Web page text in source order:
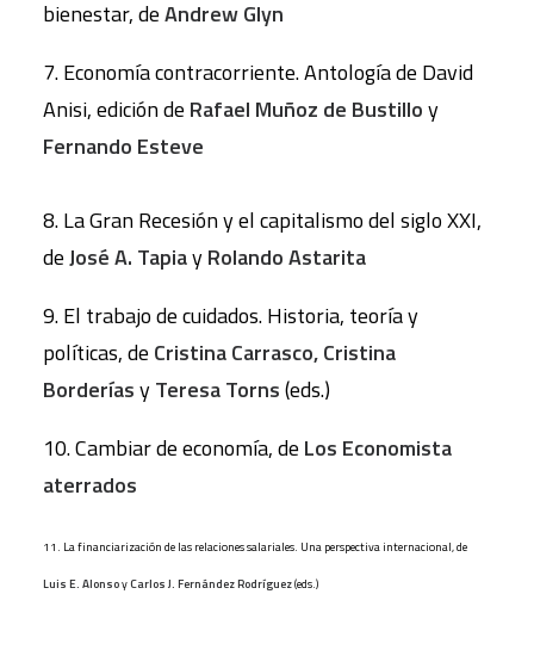
bienestar, deAndrew Glyn
7. Economía contracorriente. Antología de David
Anisi, edición de Rafael Muñoz de Bustilloy
Fernando Esteve
8. La Gran Recesión y el capitalismo del siglo XXI,
deJosé A. TapiayRolando Astarita
9. El trabajo de cuidados. Historia, teoría y
políticas, de Cristina Carrasco, Cristina
BorderíasyTeresa Torns(eds.)
10. Cambiar de economía, de Los Economista
aterrados
11. La financiarización de las relaciones salariales. Una perspectiva internacional, de
Luis E. AlonsoyCarlos J. Fernández Rodríguez(eds.)